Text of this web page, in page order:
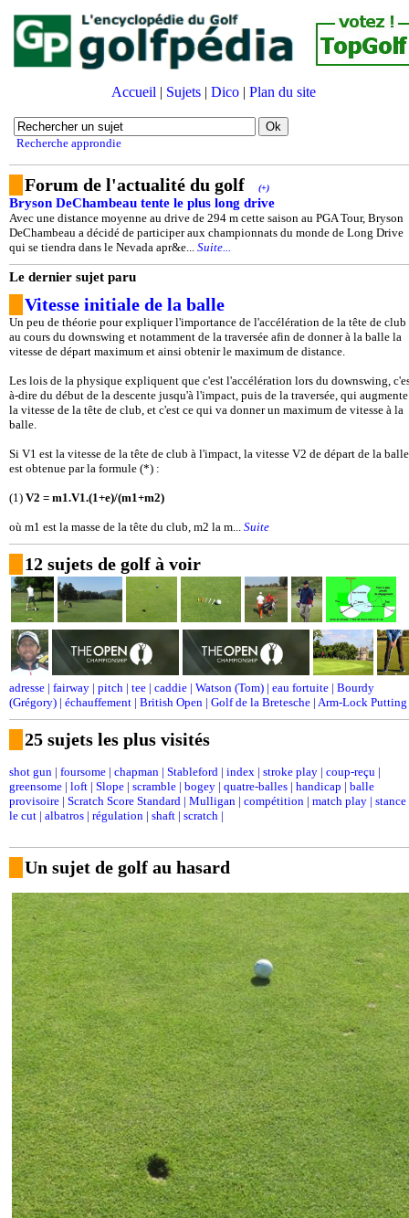
Accueil | Sujets | Dico | Plan du site
Recherche approndie
Forum de l'actualité du golf (+)
Bryson DeChambeau tente le plus long drive
Avec une distance moyenne au drive de 294 m cette saison au PGA Tour, Bryson
DeChambeau a décidé de participer aux championnats du monde de Long Drive
qui se tiendra dans le Nevada apr&e... Suite...
Le dernier sujet paru
Vitesse initiale de la balle
Un peu de théorie pour expliquer l'importance de l'accélération de la tête de club
au cours du downswing et notamment de la traversée afin de donner à la balle la
vitesse de départ maximum et ainsi obtenir le maximum de distance.
Les lois de la physique expliquent que c'est l'accélération lors du downswing,
à-dire du début de la descente jusqu'à l'impact, puis de la traversée, qui augmente
la vitesse de la tête de club, et c'est ce qui va donner un maximum de vitesse à la
balle.
Si V1 est la vitesse de la tête de club à l'impact, la vitesse V2 de départ de la balle
est obtenue par la formule (*) :
(1) V2 = m1.V1.(1+e)/(m1+m2)
où m1 est la masse de la tête du club, m2 la m... Suite
12 sujets de golf à voir
adresse | fairway | pitch | tee | caddie | Watson (Tom) | eau fortuite | Bourdy
(Grégory) | échauffement | British Open | Golf de la Bretesche | Arm-Lock Putting
25 sujets les plus visités
shot gun | foursome | chapman | Stableford | index | stroke play | coup-reçu |
greensome | loft | Slope | scramble | bogey | quatre-balles | handicap | balle
provisoire | Scratch Score Standard | Mulligan | compétition | match play | stance
le cut | albatros | régulation | shaft | scratch |
Un sujet de golf au hasard